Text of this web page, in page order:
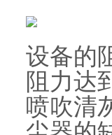
设备的
阻力达
喷吹清